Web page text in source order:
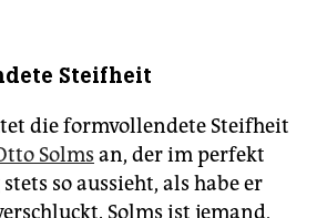
Steifheit
die formvollendete Steifheit
Solms an, der im perfekt
so aussieht, als habe er
Solms ist jemand,